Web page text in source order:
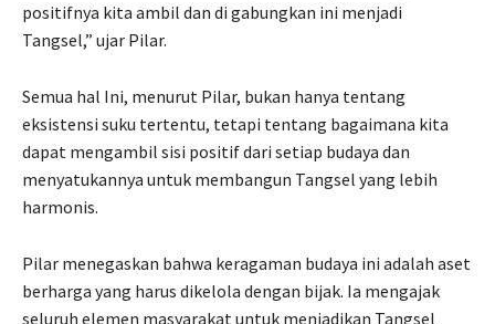
positifnya kita ambil dan di gabungkan ini menjadi
Tangsel,” ujar Pilar.
Semua hal Ini, menurut Pilar, bukan hanya tentang
eksistensi suku tertentu, tetapi tentang bagaimana kita
dapat mengambil sisi positif dari setiap budaya dan
menyatukannya untuk membangun Tangsel yang lebih
harmonis.
Pilar menegaskan bahwa keragaman budaya ini adalah aset
berharga yang harus dikelola dengan bijak. Ia mengajak
seluruh elemen masyarakat untuk menjadikan Tangsel